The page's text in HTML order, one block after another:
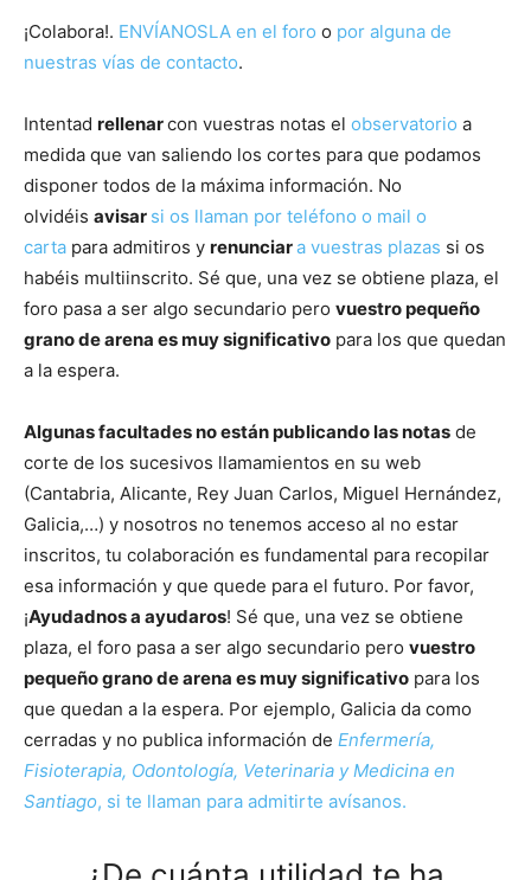
¡Colabora!. ENVÍANOSLA en el foro o por alguna de
nuestras vías de contacto.
Intentad rellenarcon vuestras notas el observatorio a
medida que van saliendo los cortes para que podamos
disponer todos de la máxima información. No
olvidéis avisar si os llaman por teléfono o mail o
carta para admitiros y renunciara vuestras plazas si os
habéis multiinscrito. Sé que, una vez se obtiene plaza, el
foro pasa a ser algo secundario pero vuestro pequeño
grano de arena es muy significativo para los que quedan
a la espera.
Algunas facultades no están publicando las notas de
corte de los sucesivos llamamientos en su web
(Cantabria, Alicante, Rey Juan Carlos, Miguel Hernández,
Galicia,…) y nosotros no tenemos acceso al no estar
inscritos, tu colaboración es fundamental para recopilar
esa información y que quede para el futuro. Por favor,
¡Ayudadnos a ayudaros! Sé que, una vez se obtiene
plaza, el foro pasa a ser algo secundario pero vuestro
pequeño grano de arena es muy significativo para los
que quedan a la espera. Por ejemplo, Galicia da como
cerradas y no publica información de Enfermería,
Fisioterapia, Odontología, Veterinaria y Medicina en
Santiago, si te llaman para admitirte avísanos.